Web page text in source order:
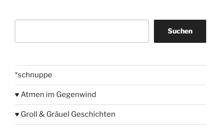
Suchen
*schnuppe
♥ Atmen im Gegenwind
♥ Groll & Gräuel Geschichten